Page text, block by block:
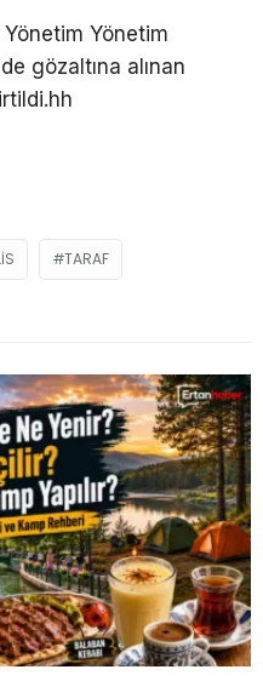
Yönetim
de gözaltına alınan
TARAF